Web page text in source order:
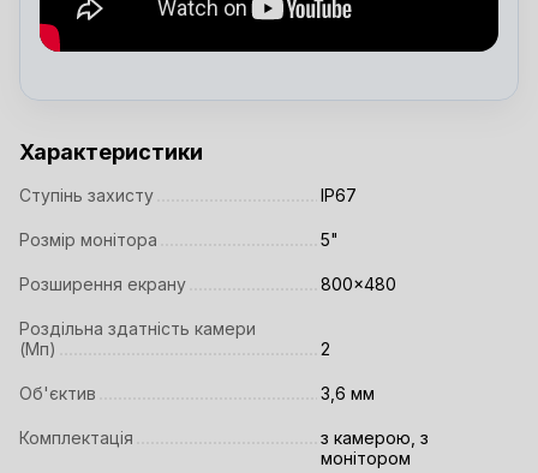
Характеристики
Ступінь захисту IP67
Розмір монітора 5"
Розширення екрану 800x480
Роздільна здатність камери
(Мп)
2
Об'єктив 3,6 мм
Комплектація
з камерою, з
монітором